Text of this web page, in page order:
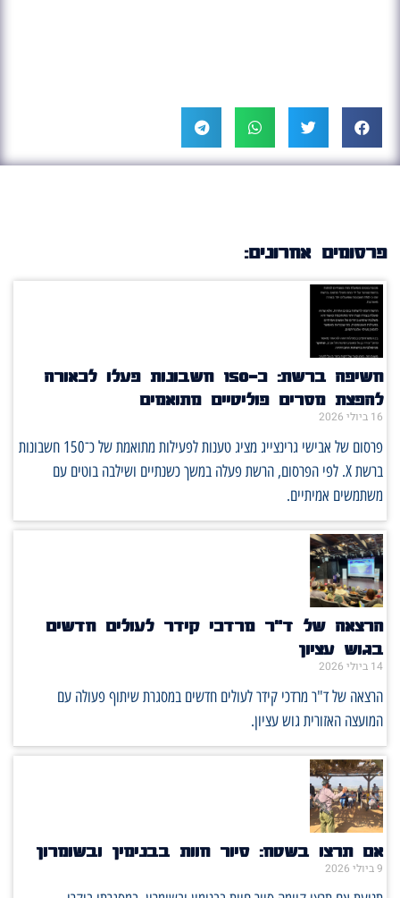
פרסומים אחרונים:
חשיפה ברשת: כ־150 חשבונות פעלו לכאורה
להפצת מסרים פוליטיים מתואמים
16 ביולי 2026
פרסום של אבישי גרינצייג מציג טענות לפעילות מתואמת של כ־150 חשבונות
ברשת X. לפי הפרסום, הרשת פעלה במשך כשנתיים ושילבה בוטים עם
משתמשים אמיתיים.
הרצאה של ד"ר מרדכי קידר לעולים חדשים
בגוש עציון
14 ביולי 2026
הרצאה של ד"ר מרדכי קידר לעולים חדשים במסגרת שיתוף פעולה עם
המועצה האזורית גוש עציון.
אם תרצו בשטח: סיור חוות בבנימין ובשומרון
9 ביולי 2026